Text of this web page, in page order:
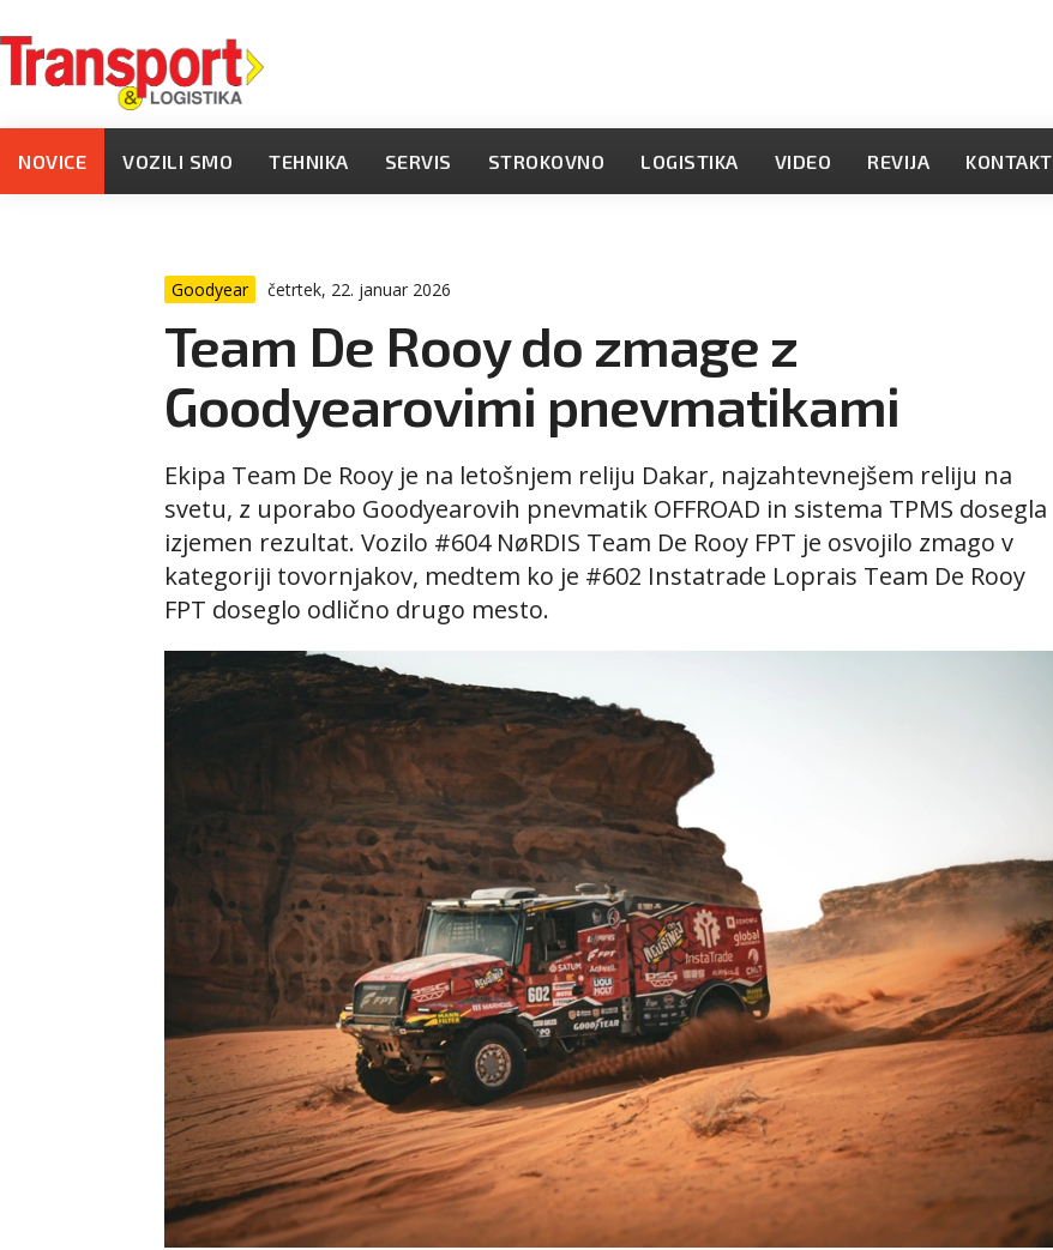
NOVICE VOZILI SMO TEHNIKA SERVIS STROKOVNO LOGISTIKA VIDEO REVIJA KONTAKT
Goodyear četrtek, 22. januar 2026
Team De Rooy do zmage z
Goodyearovimi pnevmatikami
Ekipa Team De Rooy je na letošnjem reliju Dakar, najzahtevnejšem reliju na
svetu, z uporabo Goodyearovih pnevmatik OFFROAD in sistema TPMS dosegla
izjemen rezultat. Vozilo #604 NøRDIS Team De Rooy FPT je osvojilo zmago v
kategoriji tovornjakov, medtem ko je #602 Instatrade Loprais Team De Rooy
FPT doseglo odlično drugo mesto.